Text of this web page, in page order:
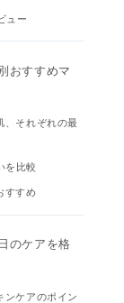
ュー
おすすめマ
、それぞれの最
を比較
すすめ
のケアを格
ンケアのポイン